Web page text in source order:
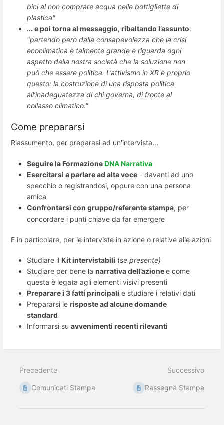
bici al non comprare acqua nelle bottigliette di
plastica"
... e poi torna al messaggio, ribaltando l’assunto:
"partendo però dalla consapevolezza che la crisi
ecoclimatica è talmente grande e riguarda ogni
aspetto della nostra società che la soluzione non
può che essere politica. L’attivismo in XR è proprio
questo: la costruzione di una risposta politica
all’inadeguatezza di chi governa, di fronte al
collasso climatico."
Come prepararsi
Riassumento, per preparasi ad un'intervista...
Seguire la FormazioneDNA Narrativa
Esercitarsi a parlare ad alta voce - davanti ad uno
specchio o registrandosi, oppure con una persona
amica
Confrontarsi con gruppo/referente stampa, per
concordare i punti chiave da far emergere
E in particolare, per le interviste in azione o relative alle azioni
Studiare il Kit intervistabili (se presente)
Studiare per bene la narrativa dell’azionee come
questa è legata agli elementi visivi presenti
Preparare i 3 fatti principali e studiare i relativi dati
Prepararsi le risposte ad alcune domande
standard
Informarsi su avvenimenti recenti rilevanti
Precedente
Comunicati Stampa
Successivo
Rassegna Stampa